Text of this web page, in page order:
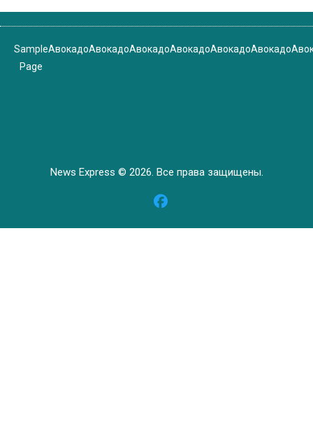
Sample
Page
АвокадоАвокадоАвокадоАвокадоАвокадоАвокадо
News Express © 2026. Все права защищены.